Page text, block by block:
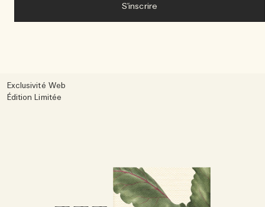
S'inscrire
Exclusivité Web
Édition Limitée